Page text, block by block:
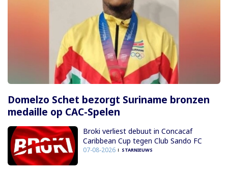
Domelzo Schet bezorgt Suriname bronzen
medaille op CAC-Spelen
Broki verliest debuut in Concacaf
Caribbean Cup tegen Club Sando FC
07-08-2026 STARNIEUWS